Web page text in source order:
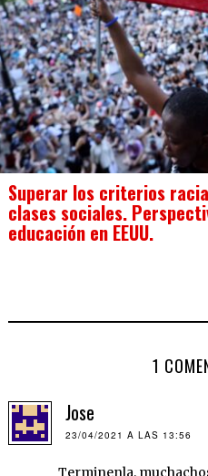
Superar los criterios
clases sociales.
educación en EEUU.
1
Jose
23/04/2021 A LAS 13:56
Terminenla,